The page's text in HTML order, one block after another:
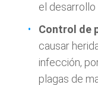
el desarrollo
Control de
causar
infección,
plagas de